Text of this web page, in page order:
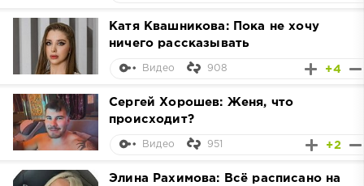
Катя Квашникова: Пока не хочу
ничего рассказывать
+4
Видео 908
Сергей Хорошев: Женя, что
происходит?
+2
Видео 951
Элина Рахимова: Всё расписано на